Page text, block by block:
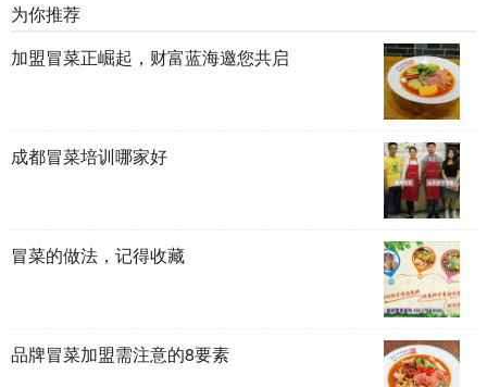
为你推荐
加盟冒菜正崛起，财富蓝海邀您共启
成都冒菜培训哪家好
冒菜的做法，记得收藏
品牌冒菜加盟需注意的8要素